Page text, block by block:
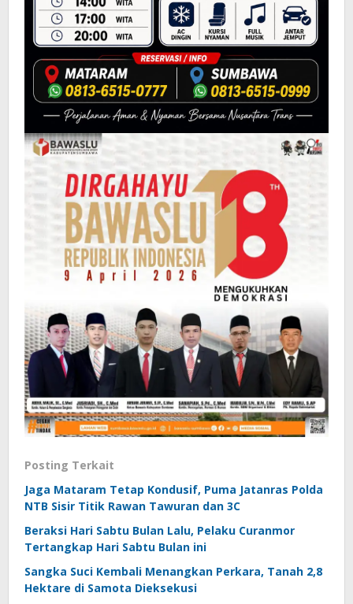
Posting Terkait
Jaga Mataram Tetap Kondusif, Puma Jatanras Polda
NTB Sisir Titik Rawan Tawuran dan 3C
Beraksi Hari Sabtu Bulan Lalu, Pelaku Curanmor
Tertangkap Hari Sabtu Bulan ini
Sangka Suci Kembali Menangkan Perkara, Tanah 2,8
Hektare di Samota Dieksekusi